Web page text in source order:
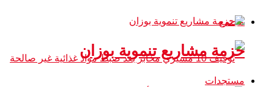
مجتمع
حزمة مشاريع تنموية بوزان
مستجدات